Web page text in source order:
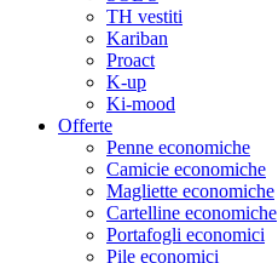
TH vestiti
Kariban
Proact
K-up
Ki-mood
Offerte
Penne economiche
Camicie economiche
Magliette economiche
Cartelline economiche
Portafogli economici
Pile economici